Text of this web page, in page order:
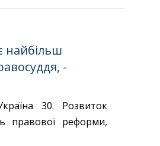
найбільш
-
30. Розвиток
правової реформи,